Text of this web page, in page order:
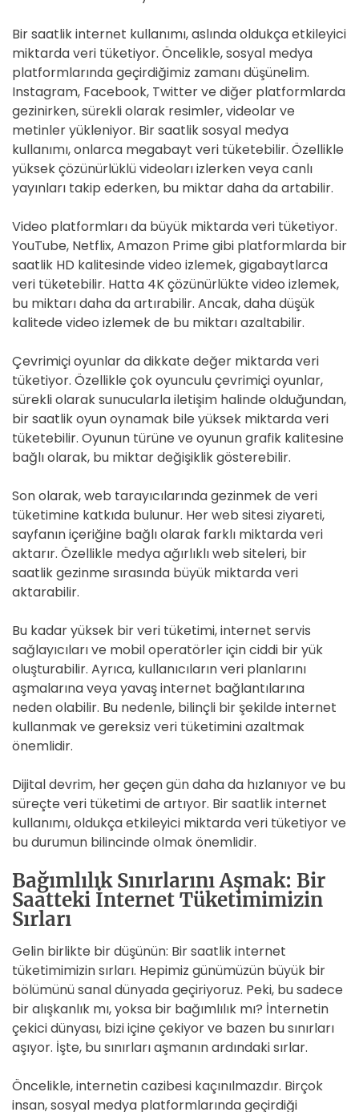
Bir saatlik internet kullanımı, aslında oldukça etkileyici
miktarda veri tüketiyor. Öncelikle, sosyal medya
platformlarında geçirdiğimiz zamanı düşünelim.
Instagram, Facebook, Twitter ve diğer platformlarda
gezinirken, sürekli olarak resimler, videolar ve
metinler yükleniyor. Bir saatlik sosyal medya
kullanımı, onlarca megabayt veri tüketebilir. Özellikle
yüksek çözünürlüklü videoları izlerken veya canlı
yayınları takip ederken, bu miktar daha da artabilir.
Video platformları da büyük miktarda veri tüketiyor.
YouTube, Netflix, Amazon Prime gibi platformlarda bir
saatlik HD kalitesinde video izlemek, gigabaytlarca
veri tüketebilir. Hatta 4K çözünürlükte video izlemek,
bu miktarı daha da artırabilir. Ancak, daha düşük
kalitede video izlemek de bu miktarı azaltabilir.
Çevrimiçi oyunlar da dikkate değer miktarda veri
tüketiyor. Özellikle çok oyunculu çevrimiçi oyunlar,
sürekli olarak sunucularla iletişim halinde olduğundan,
bir saatlik oyun oynamak bile yüksek miktarda veri
tüketebilir. Oyunun türüne ve oyunun grafik kalitesine
bağlı olarak, bu miktar değişiklik gösterebilir.
Son olarak, web tarayıcılarında gezinmek de veri
tüketimine katkıda bulunur. Her web sitesi ziyareti,
sayfanın içeriğine bağlı olarak farklı miktarda veri
aktarır. Özellikle medya ağırlıklı web siteleri, bir
saatlik gezinme sırasında büyük miktarda veri
aktarabilir.
Bu kadar yüksek bir veri tüketimi, internet servis
sağlayıcıları ve mobil operatörler için ciddi bir yük
oluşturabilir. Ayrıca, kullanıcıların veri planlarını
aşmalarına veya yavaş internet bağlantılarına
neden olabilir. Bu nedenle, bilinçli bir şekilde internet
kullanmak ve gereksiz veri tüketimini azaltmak
önemlidir.
Dijital devrim, her geçen gün daha da hızlanıyor ve bu
süreçte veri tüketimi de artıyor. Bir saatlik internet
kullanımı, oldukça etkileyici miktarda veri tüketiyor ve
bu durumun bilincinde olmak önemlidir.
Bağımlılık Sınırlarını Aşmak: Bir
Saatteki İnternet Tüketimimizin
Sırları
Gelin birlikte bir düşünün: Bir saatlik internet
tüketimimizin sırları. Hepimiz günümüzün büyük bir
bölümünü sanal dünyada geçiriyoruz. Peki, bu sadece
bir alışkanlık mı, yoksa bir bağımlılık mı? İnternetin
çekici dünyası, bizi içine çekiyor ve bazen bu sınırları
aşıyor. İşte, bu sınırları aşmanın ardındaki sırlar.
Öncelikle, internetin cazibesi kaçınılmazdır. Birçok
insan, sosyal medya platformlarında geçirdiği